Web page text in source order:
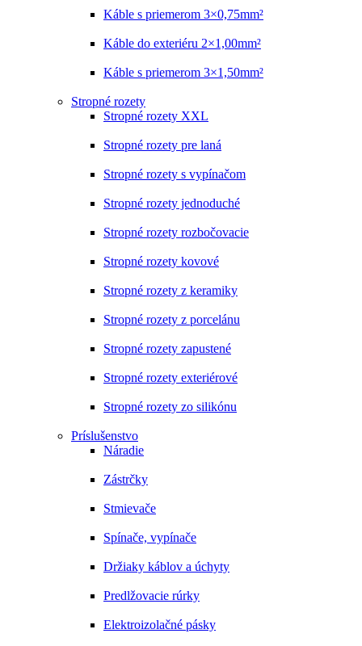
Káble s priemerom 3×0,75mm²
Káble do exteriéru 2×1,00mm²
Káble s priemerom 3×1,50mm²
Stropné rozety
Stropné rozety XXL
Stropné rozety pre laná
Stropné rozety s vypínačom
Stropné rozety jednoduché
Stropné rozety rozbočovacie
Stropné rozety kovové
Stropné rozety z keramiky
Stropné rozety z porcelánu
Stropné rozety zapustené
Stropné rozety exteriérové
Stropné rozety zo silikónu
Príslušenstvo
Náradie
Zástrčky
Stmievače
Spínače, vypínače
Držiaky káblov a úchyty
Predlžovacie rúrky
Elektroizolačné pásky